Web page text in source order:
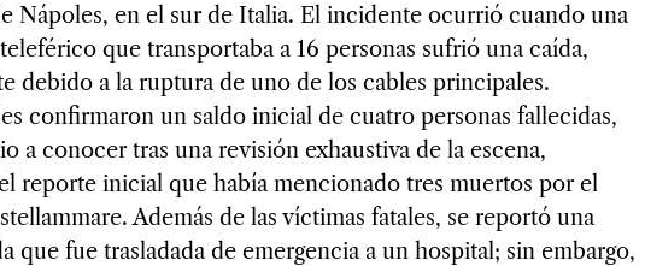
Nápoles, en el sur de Italia. El incidente ocurrió cuando una
que transportaba a 16 personas sufrió una caída,
debido a la ruptura de uno de los cables principales.
confirmaron un saldo inicial de cuatro personas fallecidas,
a conocer tras una revisión exhaustiva de la escena,
reporte inicial que había mencionado tres muertos por el
Además de las víctimas fatales, se reportó una
que fue trasladada de emergencia a un hospital; sin embargo,